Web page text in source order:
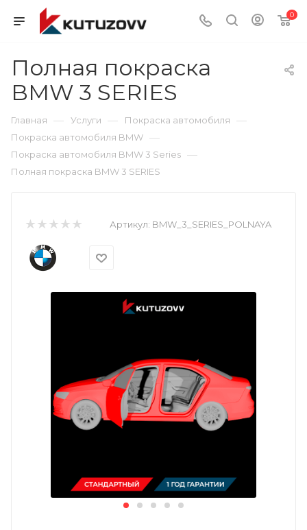
0
Полная покраска
BMW 3 SERIES
Главная — Услуги — Покраска автомобиля —
Покраска автомобиля BMW —
Покраска автомобиля BMW 3 Series —
Полная покраска BMW 3 SERIES
Артикул: BMW_3_SERIES_POLNAYA